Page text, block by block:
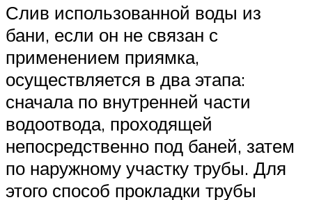
Слив использованной воды из
бани, если он не связан с
применением приямка,
осуществляется в два этапа:
сначала по внутренней части
водоотвода, проходящей
непосредственно под баней, затем
по наружному участку трубы. Для
этого способ прокладки трубы